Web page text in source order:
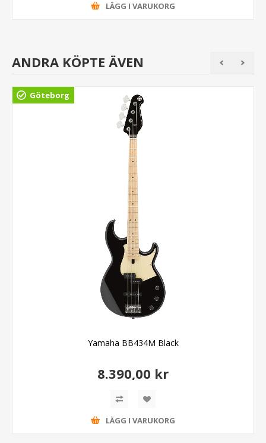
LÄGG I VARUKORG
ANDRA KÖPTE ÄVEN
Göteborg
Yamaha BB434M Black
8.390,00 kr
LÄGG I VARUKORG